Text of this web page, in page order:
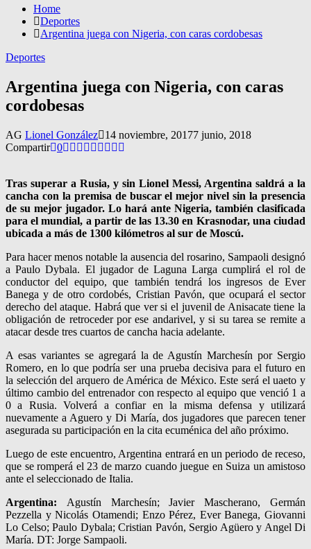
Home
Deportes
Argentina juega con Nigeria, con caras cordobesas
Deportes
Argentina juega con Nigeria, con caras
cordobesas
AG Lionel González 14 noviembre, 20177 junio, 2018
Compartir 0
Tras superar a Rusia, y sin Lionel Messi, Argentina saldrá a la
cancha con la premisa de buscar el mejor nivel sin la presencia
de su mejor jugador. Lo hará ante Nigeria, también clasificada
para el mundial, a partir de las 13.30 en Krasnodar, una ciudad
ubicada a más de 1300 kilómetros al sur de Moscú.
Para hacer menos notable la ausencia del rosarino, Sampaoli designó
a Paulo Dybala. El jugador de Laguna Larga cumplirá el rol de
conductor del equipo, que también tendrá los ingresos de Ever
Banega y de otro cordobés, Cristian Pavón, que ocupará el sector
derecho del ataque. Habrá que ver si el juvenil de Anisacate tiene la
obligación de retroceder por ese andarivel, y si su tarea se remite a
atacar desde tres cuartos de cancha hacia adelante.
A esas variantes se agregará la de Agustín Marchesín por Sergio
Romero, en lo que podría ser una prueba decisiva para el futuro en
la selección del arquero de América de México. Este será el uaeto y
último cambio del entrenador con respecto al equipo que venció 1 a
0 a Rusia. Volverá a confiar en la misma defensa y utilizará
nuevamente a Aguero y Di María, dos jugadores que parecen tener
asegurada su participación en la cita ecuménica del año próximo.
Luego de este encuentro, Argentina entrará en un periodo de receso,
que se romperá el 23 de marzo cuando juegue en Suiza un amistoso
ante el seleccionado de Italia.
Argentina: Agustín Marchesín; Javier Mascherano, Germán
Pezzella y Nicolás Otamendi; Enzo Pérez, Ever Banega, Giovanni
Lo Celso; Paulo Dybala; Cristian Pavón, Sergio Agüero y Angel Di
María. DT: Jorge Sampaoli.